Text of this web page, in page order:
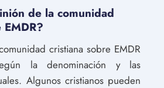
de la comunidad
cristiana sobre EMDR
la denominación y las
Algunos cristianos pueden